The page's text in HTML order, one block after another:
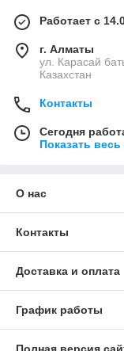
Работает с
г. Алматы
ул. Карасай
Казахстан
Контакты
Сегодня
Показать
О нас
Контакты
Доставка и оплата
График работы